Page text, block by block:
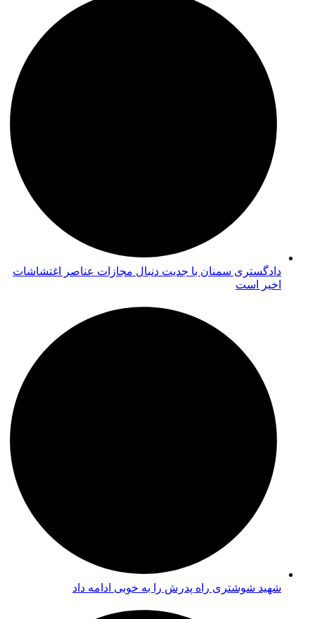
دادگستری سمنان با جدیت دنبال مجازات عناصر اغتشاشات
اخیر است
شهید شوشتری راه پدرش را به خوبی ادامه داد